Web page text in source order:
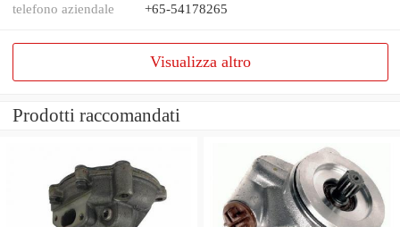
telefono aziendale +65-54178265
Visualizza altro
Prodotti raccomandati